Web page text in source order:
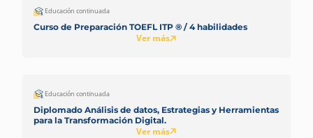
Educación continuada
Curso de Preparación TOEFL ITP ® / 4 habilidades
Ver más
Educación continuada
Diplomado Análisis de datos, Estrategias y Herramientas
para la Transformación Digital.
Ver más